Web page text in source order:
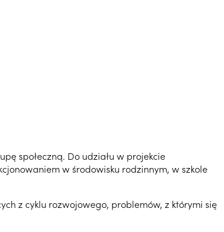
społeczną. Do udziału w projekcie
w środowisku rodzinnym, w szkole
z cyklu rozwojowego, problemów, z którymi się